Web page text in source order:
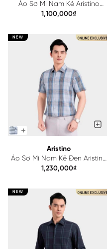
Áo Sơ Mi Nam Kẻ Aristino
ASS515SAH2
1,100,000₫
NEW
Aristino
Áo Sơ Mi Nam Kẻ Đen Aristino
ASS607EDP01
1,230,000₫
NEW